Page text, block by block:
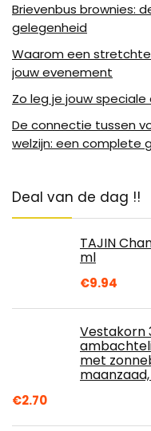
Brievenbus brownies:
gelegenheid
Waarom een
jouw evenement
Zo leg je jouw
De connectie tussen
welzijn: een complete
Deal van de dag !!
TAJIN
ml
€9.94
Vestakorn
met
€2.70